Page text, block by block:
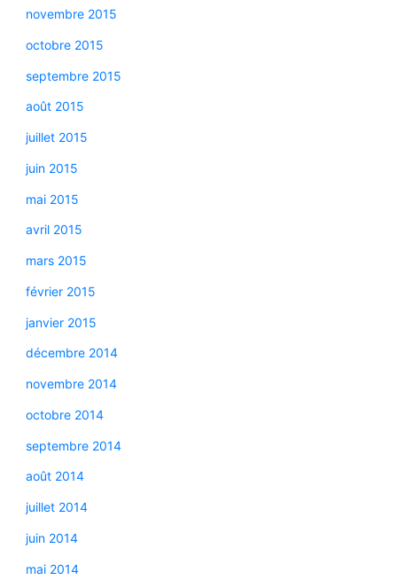
novembre 2015
octobre 2015
septembre 2015
août 2015
juillet 2015
juin 2015
mai 2015
avril 2015
mars 2015
février 2015
janvier 2015
décembre 2014
novembre 2014
octobre 2014
septembre 2014
août 2014
juillet 2014
juin 2014
mai 2014